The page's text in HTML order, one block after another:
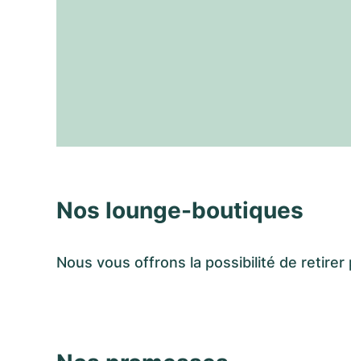
Nos lounge-boutiques
Nous vous offrons la possibilité de retirer